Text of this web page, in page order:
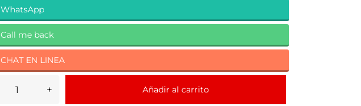
WhatsApp
Call me back
CHAT EN LINEA
+ Añadir al carrito